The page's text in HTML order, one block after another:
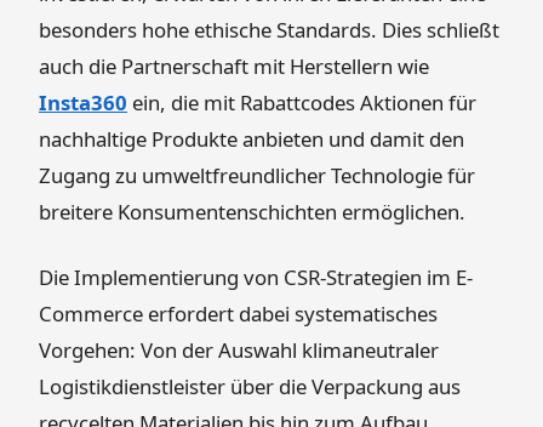
besonders hohe ethische Standards. Dies schließt
auch die Partnerschaft mit Herstellern wie
Insta360 ein, die mit Rabattcodes Aktionen für
nachhaltige Produkte anbieten und damit den
Zugang zu umweltfreundlicher Technologie für
breitere Konsumentenschichten ermöglichen.
Die Implementierung von CSR-Strategien im E-
Commerce erfordert dabei systematisches
Vorgehen: Von der Auswahl klimaneutraler
Logistikdienstleister über die Verpackung aus